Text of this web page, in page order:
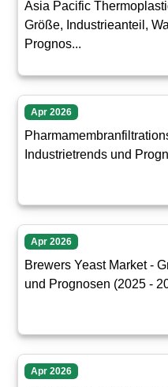
Asia Pacific
Größe, Industrieanteil,
Prognos...
Apr 2026
Industrietrends und
Apr 2026
Brewers Yeast Market -
und Prognosen (2025 -
Apr 2026